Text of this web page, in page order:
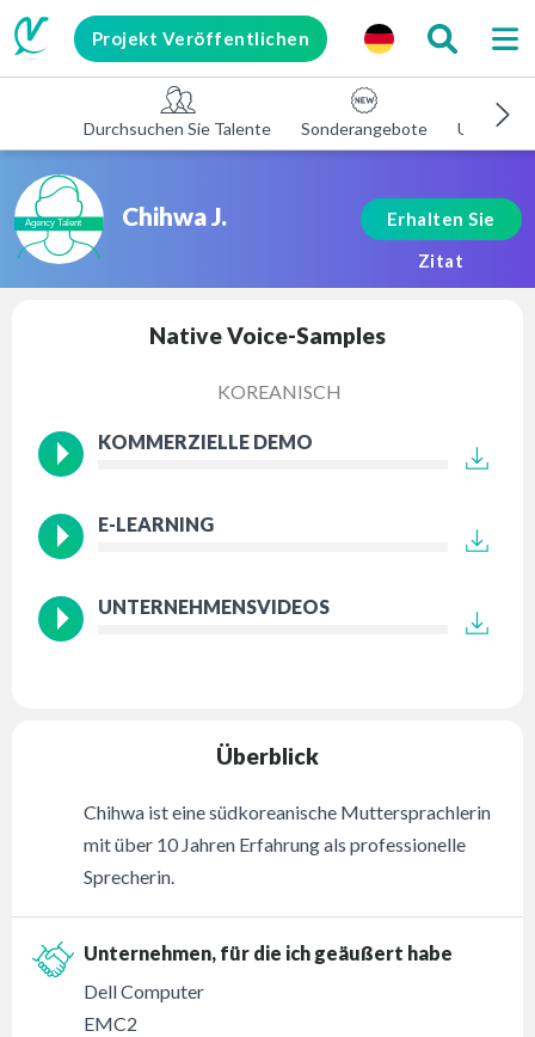
Projekt Veröffentlichen
Durchsuchen Sie Talente Sonderangebote
Chihwa J.
Erhalten Sie
Zitat
Native Voice-Samples
KOREANISCH
KOMMERZIELLE DEMO
E-LEARNING
UNTERNEHMENSVIDEOS
Überblick
Chihwa ist eine südkoreanische Muttersprachlerin
mit über 10 Jahren Erfahrung als professionelle
Sprecherin.
Unternehmen, für die ich geäußert habe
Dell Computer
EMC2